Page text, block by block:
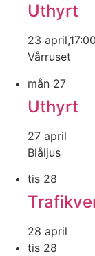
Uthyrt
23 april,17:00
Vårruset
mån 27
Uthyrt
27 april
Blåljus
tis 28
28 april
tis 28